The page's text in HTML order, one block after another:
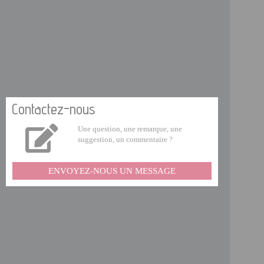
Contactez-nous
Une question, une remarque, une
suggestion, un commentaire ?
ENVOYEZ-NOUS UN MESSAGE